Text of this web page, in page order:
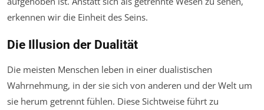
erkennen wir die Einheit des Seins.
Die Illusion der Dualität
Die meisten Menschen leben in einer dualistischen
Wahrnehmung, in der sie sich von anderen und der Welt um
sie herum getrennt fühlen. Diese Sichtweise führt zu